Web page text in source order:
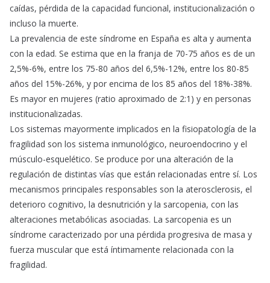
caídas, pérdida de la capacidad funcional, institucionalización o
incluso la muerte.
La prevalencia de este síndrome en España es alta y aumenta
con la edad. Se estima que en la franja de 70-75 años es de un
2,5%-6%, entre los 75-80 años del 6,5%-12%, entre los 80-85
años del 15%-26%, y por encima de los 85 años del 18%-38%.
Es mayor en mujeres (ratio aproximado de 2:1) y en personas
institucionalizadas.
Los sistemas mayormente implicados en la fisiopatología de la
fragilidad son los sistema inmunológico, neuroendocrino y el
músculo-esquelético. Se produce por una alteración de la
regulación de distintas vías que están relacionadas entre sí. Los
mecanismos principales responsables son la aterosclerosis, el
deterioro cognitivo, la desnutrición y la sarcopenia, con las
alteraciones metabólicas asociadas. La sarcopenia es un
síndrome caracterizado por una pérdida progresiva de masa y
fuerza muscular que está íntimamente relacionada con la
fragilidad.